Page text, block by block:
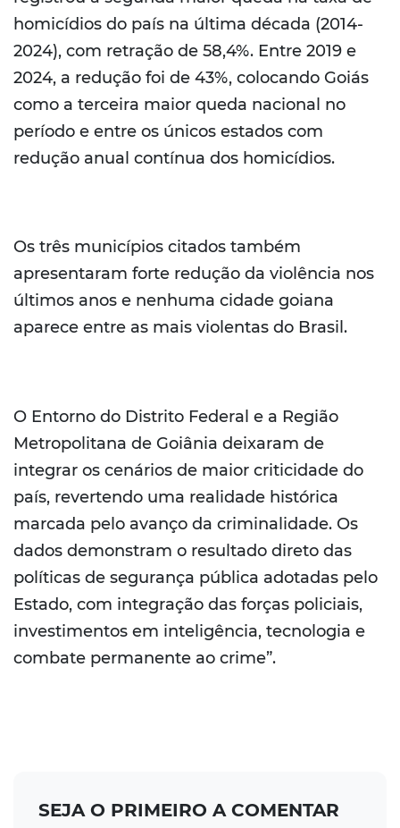
homicídios do país na última década (2014-
2024), com retração de 58,4%. Entre 2019 e
2024, a redução foi de 43%, colocando Goiás
como a terceira maior queda nacional no
período e entre os únicos estados com
redução anual contínua dos homicídios.
Os três municípios citados também
apresentaram forte redução da violência nos
últimos anos e nenhuma cidade goiana
aparece entre as mais violentas do Brasil.
O Entorno do Distrito Federal e a Região
Metropolitana de Goiânia deixaram de
integrar os cenários de maior criticidade do
país, revertendo uma realidade histórica
marcada pelo avanço da criminalidade. Os
dados demonstram o resultado direto das
políticas de segurança pública adotadas pelo
Estado, com integração das forças policiais,
investimentos em inteligência, tecnologia e
combate permanente ao crime”.
SEJA O PRIMEIRO A COMENTAR